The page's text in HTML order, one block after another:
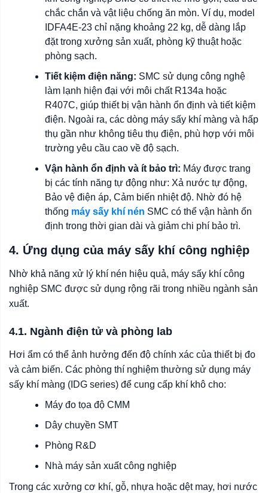
chắc chắn và vật liệu chống ăn mòn. Ví dụ, model
IDFA4E-23 chỉ nặng khoảng 22 kg, dễ dàng lắp
đặt trong xưởng sản xuất, phòng kỹ thuật hoặc
phòng sạch.
Tiết kiệm điện năng: SMC sử dụng công nghệ
làm lạnh hiện đại với môi chất R134a hoặc
R407C, giúp thiết bị vận hành ổn định và tiết kiệm
điện. Ngoài ra, các dòng máy sấy khí màng và hấp
thụ gần như không tiêu thụ điện, phù hợp với môi
trường yêu cầu cao về độ sạch.
Vận hành ổn định và ít bảo trì: Máy được trang
bị các tính năng tự động như: Xả nước tự động,
Bảo vệ điện áp, Cảm biến nhiệt độ. Nhờ đó hệ
thống máy sấy khí nén SMC có thể vận hành ổn
định trong thời gian dài và giảm chi phí bảo trì.
4. Ứng dụng của máy sấy khí công nghiệp
Nhờ khả năng xử lý khí nén hiệu quả, máy sấy khí công
nghiệp SMC được sử dụng rộng rãi trong nhiều ngành sản
xuất.
4.1. Ngành điện tử và phòng lab
Hơi ẩm có thể ảnh hưởng đến độ chính xác của thiết bị đo
và cảm biến. Các phòng thí nghiệm thường sử dụng máy
sấy khí màng (IDG series) để cung cấp khí khô cho:
Máy đo tọa độ CMM
Dây chuyền SMT
Phòng R&D
Nhà máy sản xuất công nghiệp
Trong các xưởng cơ khí, gỗ, nhựa hoặc dệt may, hơi nước